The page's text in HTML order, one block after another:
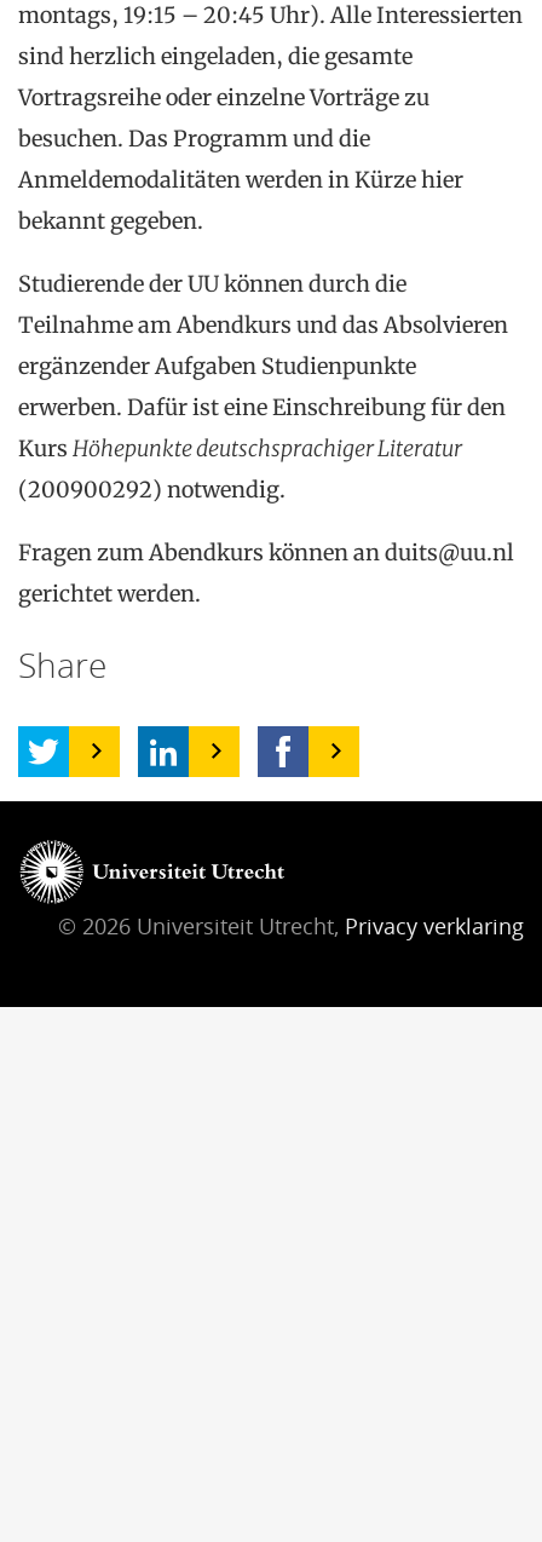
montags, 19:15 – 20:45 Uhr). Alle Interessierten
sind herzlich eingeladen, die gesamte
Vortragsreihe oder einzelne Vorträge zu
besuchen. Das Programm und die
Anmeldemodalitäten werden in Kürze hier
bekannt gegeben.
Studierende der UU können durch die
Teilnahme am Abendkurs und das Absolvieren
ergänzender Aufgaben Studienpunkte
erwerben. Dafür ist eine Einschreibung für den
Kurs Höhepunkte deutschsprachiger Literatur
(200900292) notwendig.
Fragen zum Abendkurs können an duits@uu.nl
gerichtet werden.
Share
© 2026 Universiteit Utrecht, Privacy verklaring